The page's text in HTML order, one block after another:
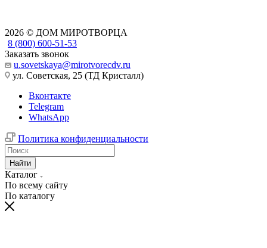
2026 © ДОМ МИРОТВОРЦА
8 (800) 600-51-53
Заказать звонок
u.sovetskaya@mirotvorecdv.ru
ул. Советская, 25 (ТД Кристалл)
Вконтакте
Telegram
WhatsApp
Политика конфиденциальности
Найти
Каталог
По всему сайту
По каталогу